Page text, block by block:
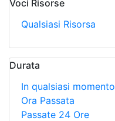
Voci Risorse
Qualsiasi Risorsa
Durata
In qualsiasi momento
Ora Passata
Passate 24 Ore